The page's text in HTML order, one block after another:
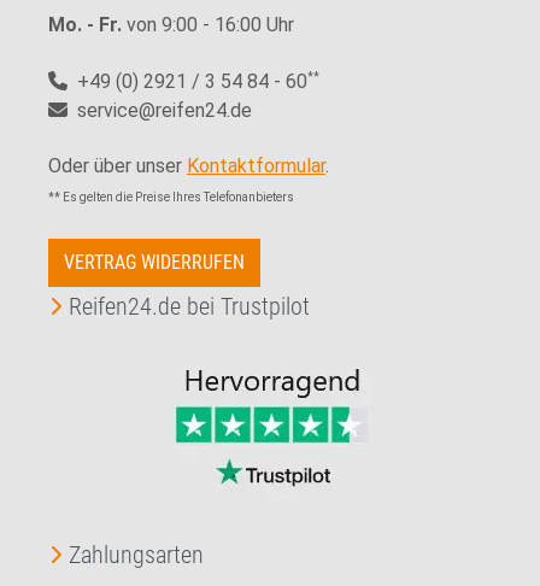
Mo. - Fr. von 9:00 - 16:00 Uhr
+49 (0) 2921 / 3 54 84 - 60**
service@reifen24.de
Oder über unser Kontaktformular.
** Es gelten die Preise Ihres Telefonanbieters
VERTRAG WIDERRUFEN
Reifen24.de bei Trustpilot
Zahlungsarten